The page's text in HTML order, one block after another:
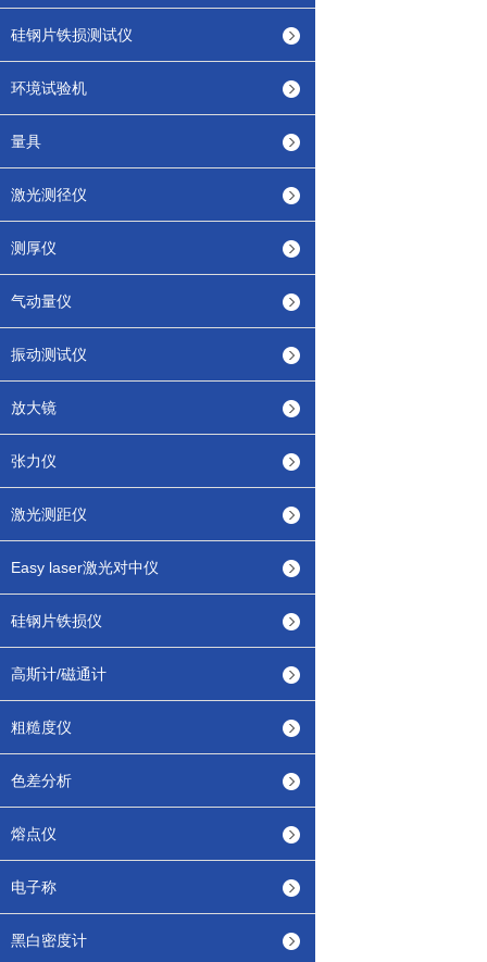
硅钢片铁损测试仪
环境试验机
量具
激光测径仪
测厚仪
气动量仪
振动测试仪
放大镜
张力仪
激光测距仪
Easy laser激光对中仪
硅钢片铁损仪
高斯计/磁通计
粗糙度仪
色差分析
熔点仪
电子称
黑白密度计